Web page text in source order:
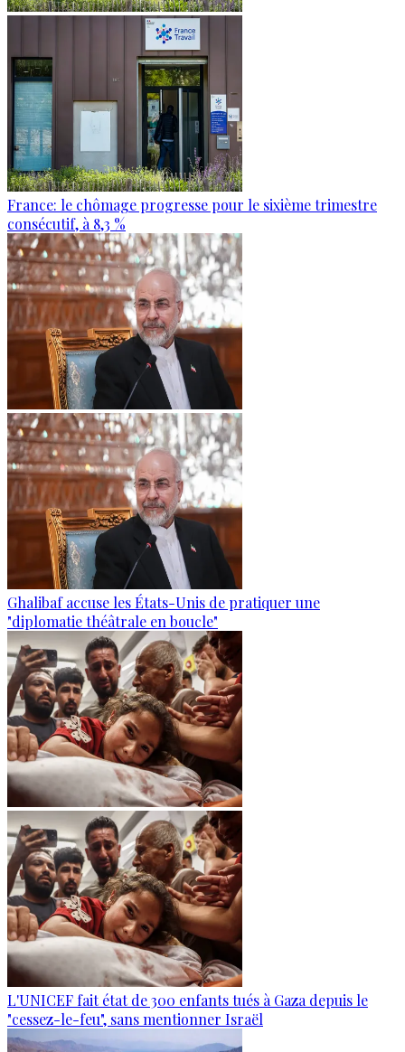
France: le chômage progresse pour le sixième trimestre
consécutif, à 8,3 %
Ghalibaf accuse les États-Unis de pratiquer une
"diplomatie théâtrale en boucle"
L'UNICEF fait état de 300 enfants tués à Gaza depuis le
"cessez-le-feu", sans mentionner Israël